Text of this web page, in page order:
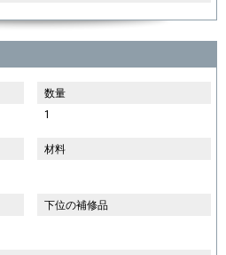
数量
1
材料
下位の補修品